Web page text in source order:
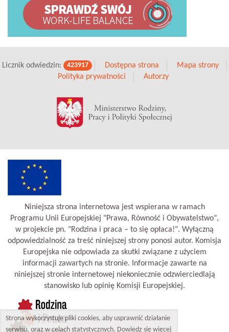
Licznik odwiedzin: 423917 Dostępna strona
Mapa strony
Polityka prywatności
Autorzy
Niniejsza strona internetowa jest wspierana w ramach
Programu Unii Europejskiej "Prawa, Równość i Obywatelstwo",
w projekcie pn. "Rodzina i praca – to się opłaca!". Wyłączną
odpowiedzialność za treść niniejszej strony ponosi autor. Komisja
Europejska nie odpowiada za skutki związane z użyciem
informacji zawartych na stronie. Informacje zawarte na
niniejszej stronie internetowej niekoniecznie odzwierciedlają
stanowisko lub opinię Komisji Europejskiej.
Strona wykorzystuje pliki cookies, aby usprawnić działanie
serwisu, oraz w celach statystycznych. Dowiedz się więcej